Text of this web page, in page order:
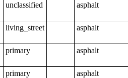
unclassified asphalt
living_street asphalt
primary asphalt
primary asphalt